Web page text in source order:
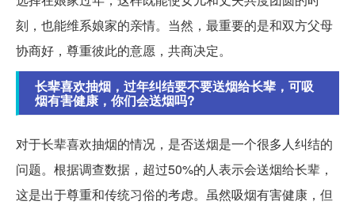
刻，也能维系娘家的亲情。当然，最重要的是和双方父母
协商好，尊重彼此的意愿，共商决定。
长辈喜欢抽烟，过年纠结要不要送烟给长辈，可吸
烟有害健康，你们会送烟吗?
对于长辈喜欢抽烟的情况，是否送烟是一个很多人纠结的
问题。根据调查数据，超过50%的人表示会送烟给长辈，
这是出于尊重和传统习俗的考虑。虽然吸烟有害健康，但